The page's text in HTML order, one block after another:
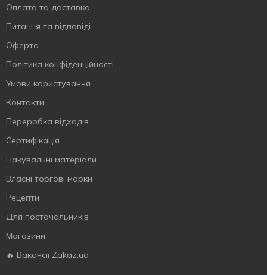
Оплата та доставка
Питання та відповіді
Оферта
Політика конфіденційності
Умови користування
Контакти
Переробка відходів
Сертифiкацiя
Пакувальні матеріали
Власнi торговi марки
Рецепти
Для постачальників
Магазини
🔥 Вакансії Zakaz.ua